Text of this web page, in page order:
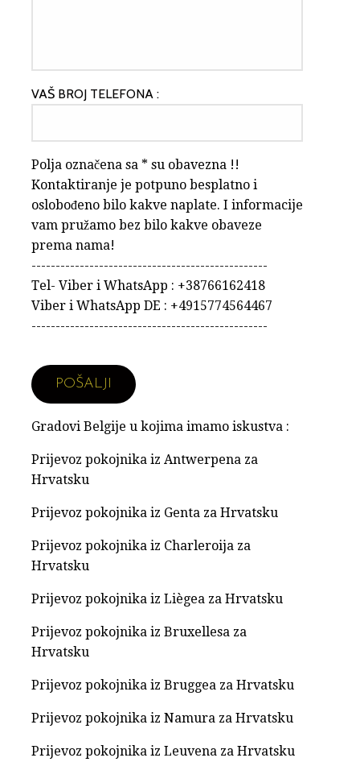
VAŠ BROJ TELEFONA :
Polja označena sa * su obavezna !!
Kontaktiranje je potpuno besplatno i
oslobođeno bilo kakve naplate. I informacije
vam pružamo bez bilo kakve obaveze
prema nama!
-------------------------------------------------
Tel- Viber i WhatsApp : +38766162418
Viber i WhatsApp DE : +4915774564467
-------------------------------------------------
Gradovi Belgije u kojima imamo iskustva :
Prijevoz pokojnika iz Antwerpena za
Hrvatsku
Prijevoz pokojnika iz Genta za Hrvatsku
Prijevoz pokojnika iz Charleroija za
Hrvatsku
Prijevoz pokojnika iz Liègea za Hrvatsku
Prijevoz pokojnika iz Bruxellesa za
Hrvatsku
Prijevoz pokojnika iz Bruggea za Hrvatsku
Prijevoz pokojnika iz Namura za Hrvatsku
Prijevoz pokojnika iz Leuvena za Hrvatsku